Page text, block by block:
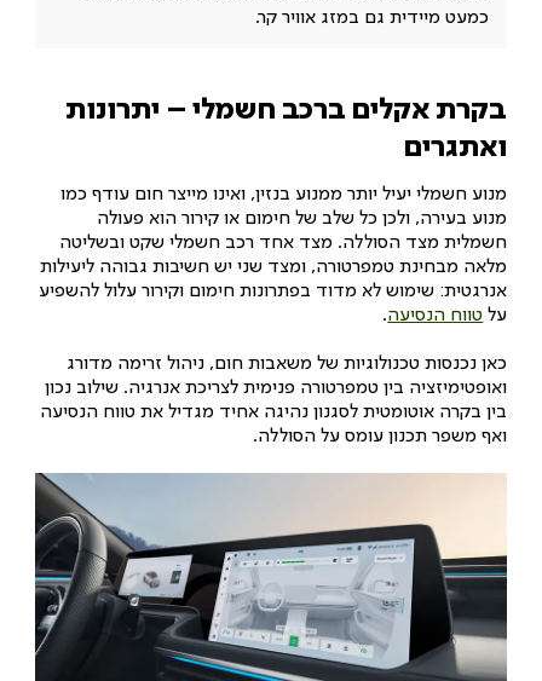
כמעט מיידית גם במזג אוויר קר.
בקרת אקלים ברכב חשמלי – יתרונות
ואתגרים
מנוע חשמלי יעיל יותר ממנוע בנזין, ואינו מייצר חום עודף כמו
מנוע בעירה, ולכן כל שלב של חימום או קירור הוא פעולה
חשמלית מצד הסוללה. מצד אחד רכב חשמלי שקט ובשליטה
מלאה מבחינת טמפרטורה, ומצד שני יש חשיבות גבוהה ליעילות
אנרגטית: שימוש לא מדוד בפתרונות חימום וקירור עלול להשפיע
על טווח הנסיעה.
כאן נכנסות טכנולוגיות של משאבות חום, ניהול זרימה מדורג
ואופטימיזציה בין טמפרטורה פנימית לצריכת אנרגיה. שילוב נכון
בין בקרה אוטומטית לסגנון נהיגה אחיד מגדיל את טווח הנסיעה
ואף משפר תכנון עומס על הסוללה.